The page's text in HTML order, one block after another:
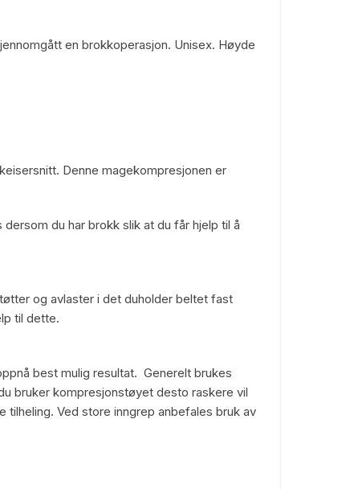
en brokkoperasjon. Unisex. Høyde
Denne magekompresjonen er
du har brokk slik at du får hjelp til å
og avlaster i det duholder beltet fast
til dette.
best mulig resultat. Generelt brukes
bruker kompresjonstøyet desto raskere vil
Ved store inngrep anbefales bruk av